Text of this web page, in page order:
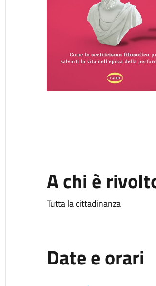
A chi è
Tutta la cittadinanza
Date e orari